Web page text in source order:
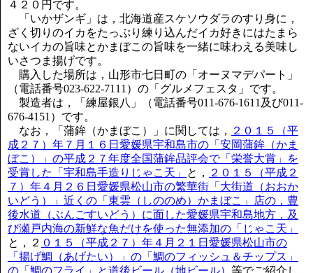
４２０円です。
「いかザンギ」は，北海道産スケソウダラのすり身に，
ざく切りのイカをたっぷり練り込んだイカ好きにはたまら
ないイカの旨味とかまぼこの旨味を一緒に味わえる美味し
いさつま揚げです。
購入した場所は，山形市七日町の「オーヌマデパート」
（電話番号023-622-7111）の「グルメフェスタ」です。
製造者は，「練屋銀八」（電話番号011-676-1611及び011-
676-4151）です。
なお，「蒲鉾（かまぼこ）」に関しては，
２０１５（平
成２７）年７月１６日愛媛県宇和島市の「安岡蒲鉾（かま
ぼこ）」の平成２７年度全国蒲鉾品評会で「栄誉大賞」を
受賞した「宇和島手造りじゃこ天」
と，
２０１５（平成２
７）年４月２６日愛媛県松山市の繁華街「大街道（おおか
いどう）」近くの「東雲（しののめ）かまぼこ」店の，豊
後水道（ぶんごすいどう）に面した愛媛県宇和島地方，及
び瀬戸内海の新鮮な魚だけを使った無添加の「じゃこ天」
と，２ ０１５（平成２７）年４月２１日愛媛県松山市の
「揚げ鯛（あげたい）」の「鯛のフィッシュ＆チップス」
の「鯛のフライ」と道後ビール（地ビール） 等でご紹介し